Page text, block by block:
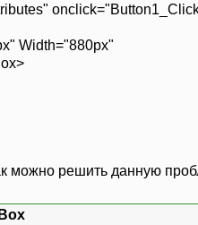
Width="880px"
можно решить данную